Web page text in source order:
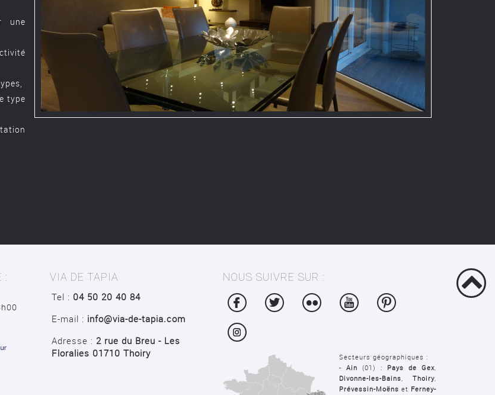
une
type
: VIA DE TAPIA
Tel : 04 50 20 40 84
E-mail : info@via-de-tapia.com
Adresse : 2 rue du Breu - Les
Floralies 01710 Thoiry
NOUS SUIVRE SUR :
Secteurs géographiques :
- Ain (01) : Pays de Gex,
Divonne-les-Bains, Thoiry,
Prévessin-Moëns et Ferney-